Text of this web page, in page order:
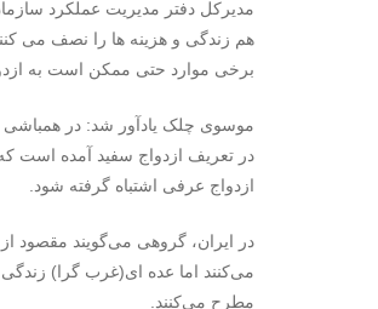
مدیرکل دفتر مدیریت عملکرد
هم زندگی و هزینه ها را نصف می
برخی موارد حتی ممکن است به
موسوی چلک یادآور شد: در همباشی
در تعریف ازدواج سفید آمده است
ازدواج عرفی اشتباه گرفته شود.
در ایران، گروهی می‌گویند مقصود
می‌کنند اما عده ای(غرب گرا)
مطرح می‌کنند.